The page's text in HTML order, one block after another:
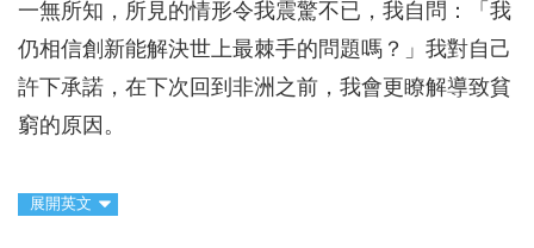
一無所知，所見的情形令我震驚不已，我自問：「我
仍相信創新能解決世上最棘手的問題嗎？」我對自己
許下承諾，在下次回到非洲之前，我會更瞭解導致貧
窮的原因。
展開英文